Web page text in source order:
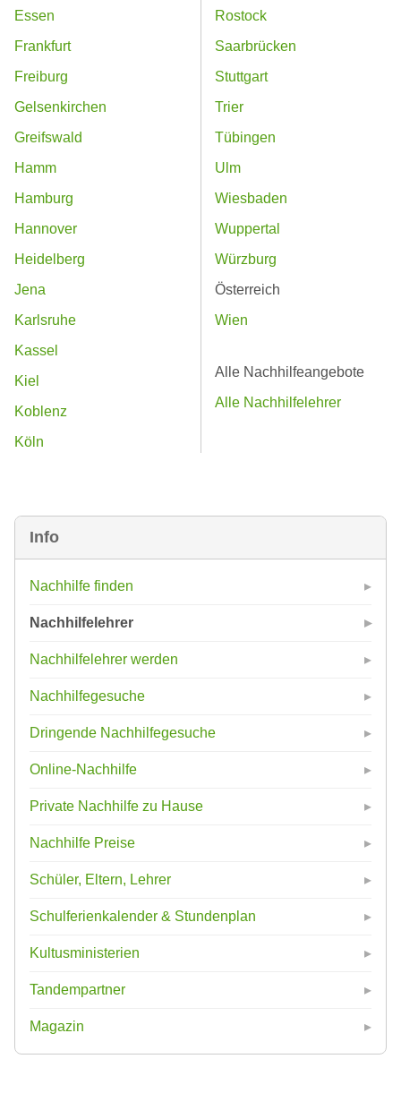
Info
Nachhilfe finden
Nachhilfelehrer
Nachhilfelehrer werden
Nachhilfegesuche
Dringende Nachhilfegesuche
Online-Nachhilfe
Private Nachhilfe zu Hause
Nachhilfe Preise
Schüler, Eltern, Lehrer
Schulferienkalender & Stundenplan
Kultusministerien
Tandempartner
Magazin
Essen
Frankfurt
Freiburg
Gelsenkirchen
Greifswald
Hamm
Hamburg
Hannover
Heidelberg
Jena
Karlsruhe
Kassel
Kiel
Koblenz
Köln
Rostock
Saarbrücken
Stuttgart
Trier
Tübingen
Ulm
Wiesbaden
Wuppertal
Würzburg
Österreich
Wien
Alle Nachhilfeangebote
Alle Nachhilfelehrer